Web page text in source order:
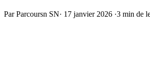
Par Parcoursn SN· 17 janvier 2026 ·3 min de